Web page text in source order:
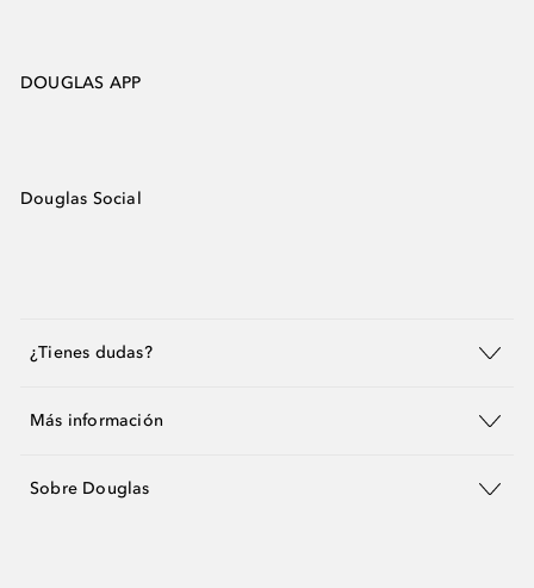
DOUGLAS APP
Douglas Social
¿Tienes dudas?
Más información
Sobre Douglas